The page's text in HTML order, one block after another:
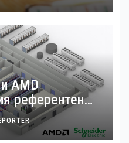
AMD
референтен
Helios за
фабрики